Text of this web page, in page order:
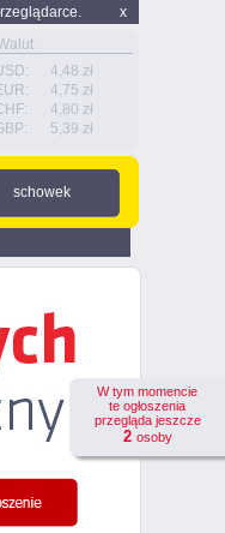
x
4,48 zł
4,75 zł
4,80 zł
5,39 zł
schowek
W tym momencie
te ogłoszenia
przegląda jeszcze
2 osoby